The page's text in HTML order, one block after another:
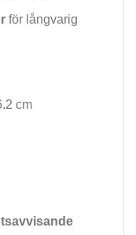
för långvarig
cm